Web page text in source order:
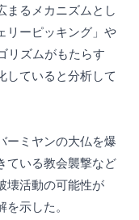
まるメカニズムとし
リーピッキング」や
リズムがもたらす
していると分析して
ーミヤンの大仏を爆
ている教会襲撃など
壊活動の可能性が
示した。